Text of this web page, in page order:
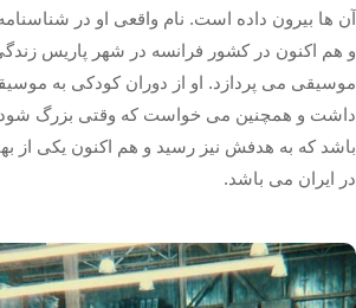
آن ها بیرون داده است. نام واقعی او در
و هم اکنون در کشور فرانسه در شهر پاریس
موسیقی می پردازد. او از دوران کودکی به
داشت و همچنین می‌ خواست که وقتی بزرگ
باشد که به هدفش نیز رسید و هم اکنون یکی از
در ایران می باشد.